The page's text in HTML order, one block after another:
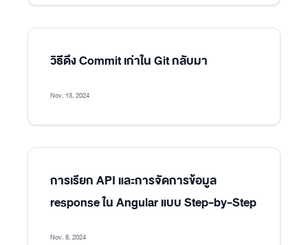
วิธีดึง Commit เก่าใน Git กลับมา
Nov. 13, 2024
การเรียก API และการจัดการข้อมูล
response ใน Angular แบบ Step-by-Step
Nov. 8, 2024